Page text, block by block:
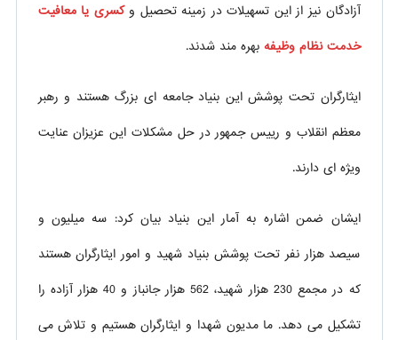
آزادگان نیز از این تسهیلات در زمینه تحصیل وکسری یا معافیت
خدمت نظام وظیفه بهره مند شدند.
ایثارگران تحت پوشش این بنیاد جامعه ای بزرگ هستند و رهبر
معظم انقلاب و رییس جمهور در حل مشکلات این عزیزان عنایت
ویژه ای دارند.
ایشان ضمن اشاره به آمار این بنیاد بیان کرد: سه میلیون و
سیصد هزار نفر تحت پوشش بنیاد شهید و امور ایثارگران هستند
که در مجمع 230 هزار شهید، 562 هزار جانباز و 40 هزار آزاده را
تشکیل می دهد. ما مدیون شهدا و ایثارگران هستیم و تلاش می